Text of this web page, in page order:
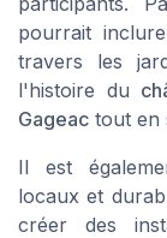
pourrait
travers les
l'histoire du
Gageac tout en
Il est
locaux et
créer des